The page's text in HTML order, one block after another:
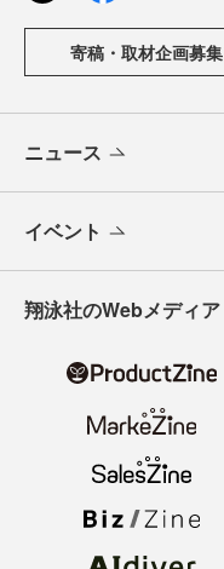
寄稿・取材企画募集
ニュース
イベント
翔泳社のWebメディア